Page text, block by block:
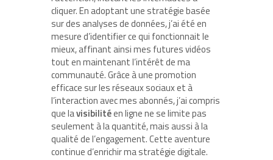
cliquer. En adoptant une stratégie basée
sur des analyses de données, j’ai été en
mesure d’identifier ce qui fonctionnait le
mieux, affinant ainsi mes futures vidéos
tout en maintenant l’intérêt de ma
communauté. Grâce à une promotion
efficace sur les réseaux sociaux et à
l’interaction avec mes abonnés, j’ai compris
que lavisibilitéen ligne ne se limite pas
seulement à la quantité, mais aussi à la
qualité de l’engagement. Cette aventure
continue d’enrichir ma stratégie digitale.